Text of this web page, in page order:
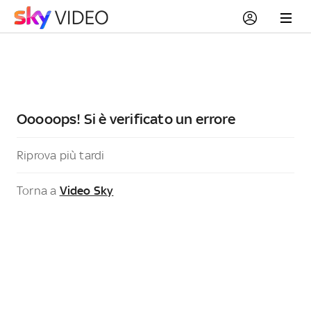
Ooooops! Si è verificato un errore
Riprova più tardi
Torna a Video Sky